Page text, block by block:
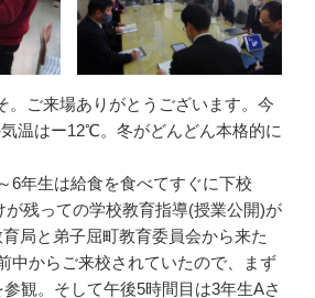
ご来場ありがとうございます。今
温はー12℃。冬がどんどん本格的に
6年生は給食を食べてすぐに下校
が残っての学校教育指導(授業公開)が
局と弟子屈町教育委員会から来た
中からご来校されていたので、まず
観。そして午後5時間目は3年生Aさ